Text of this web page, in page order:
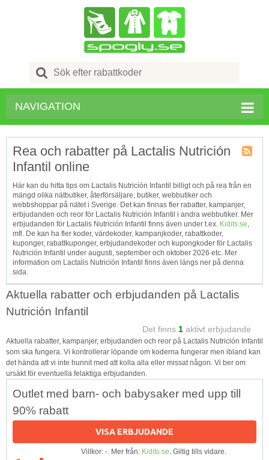
Search
for:
NAVIGATION
RSS
Rea och rabatter på Lactalis Nutrición
Infantil online
Här kan du hitta tips om Lactalis Nutrición Infantil billigt och på rea från en
mängd olika nätbutiker, återförsäljare, butiker, webbutiker och
webbshoppar på nätet i Sverige. Det kan finnas fler rabatter, kampanjer,
erbjudanden och reor för Lactalis Nutrición Infantil i andra webbutiker. Mer
erbjudanden för Lactalis Nutrición Infantil finns även under t.ex. Kidits.se,
mfl. De kan ha fler koder, värdekoder, kampanjkoder, rabattkoder,
kuponger, rabattkuponger, erbjudandekoder och kupongkoder för Lactalis
Nutrición Infantil under augusti, september och oktober 2026 etc. Mer
information om Lactalis Nutrición Infantil finns även längs ner på denna
sida.
Aktuella rabatter och erbjudanden på Lactalis
Nutrición Infantil
Det finns 1 aktivt erbjudande
Aktuella rabatter, kampanjer, erbjudanden och reor på Lactalis Nutrición Infantil
som ska fungera. Vi kontrollerar löpande om koderna fungerar men ibland kan
det hända att vi inte hunnit med att kolla alla eller missat någon. Vi ber om
ursäkt för eventuella felaktiga erbjudanden.
Outlet med barn- och babysaker med upp till
90% rabatt
VISA ERBJUDANDE
Villkor: -. Mer från: Kidits.se. Giltig tills vidare.